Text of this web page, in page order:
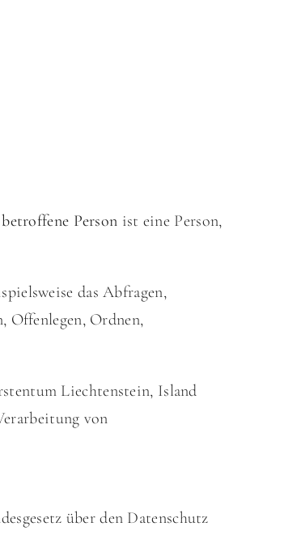
betroffene Person ist eine Person,
das Abfragen,
Offenlegen, Ordnen,
Liechtenstein, Island
von
über den Datenschutz